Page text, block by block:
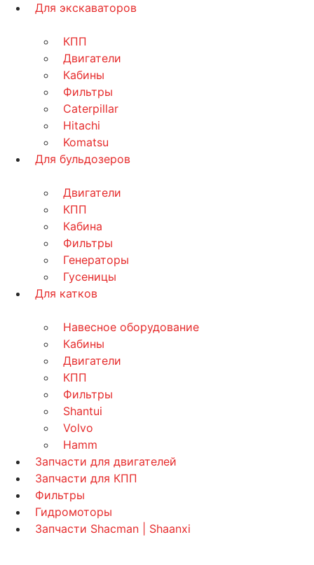
Для экскаваторов
КПП
Двигатели
Кабины
Фильтры
Caterpillar
Hitachi
Komatsu
Для бульдозеров
Двигатели
КПП
Кабина
Фильтры
Генераторы
Гусеницы
Для катков
Навесное оборудование
Кабины
Двигатели
КПП
Фильтры
Shantui
Volvo
Hamm
Запчасти для двигателей
Запчасти для КПП
Фильтры
Гидромоторы
Запчасти Shacman | Shaanxi